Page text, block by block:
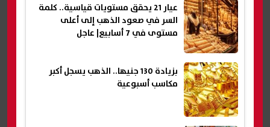
عيار 21 يحقق مستويات قياسية.. كلمة
السر في صعود الذهب إلى أعلى
مستوى في 7 أسابيع| عاجل
بزيادة 130 جنيها.. الذهب يسجل أكبر
مكاسب أسبوعية